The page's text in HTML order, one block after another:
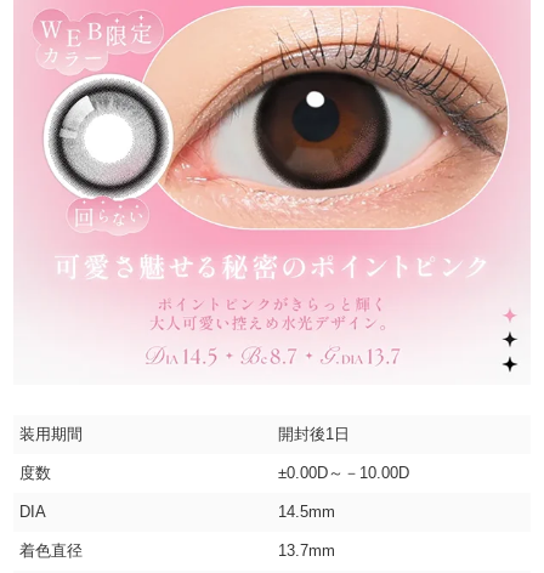
装用期間 開封後1日
度数 ±0.00D～－10.00D
DIA 14.5mm
着色直径 13.7mm